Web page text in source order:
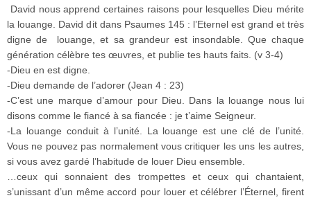
David nous apprend certaines raisons pour lesquelles Dieu mérite
la louange. David dit dans Psaumes 145 : l’Eternel est grand et très
digne de louange, et sa grandeur est insondable. Que chaque
génération célèbre tes œuvres, et publie tes hauts faits. (v 3-4)
-Dieu en est digne.
-Dieu demande de l’adorer (Jean 4 : 23)
-C’est une marque d’amour pour Dieu. Dans la louange nous lui
disons comme le fiancé à sa fiancée : je t’aime Seigneur.
-La louange conduit à l’unité. La louange est une clé de l’unité.
Vous ne pouvez pas normalement vous critiquer les uns les autres,
si vous avez gardé l’habitude de louer Dieu ensemble.
…ceux qui sonnaient des trompettes et ceux qui chantaient,
s’unissant d’un même accord pour louer et célébrer l’Éternel, firent